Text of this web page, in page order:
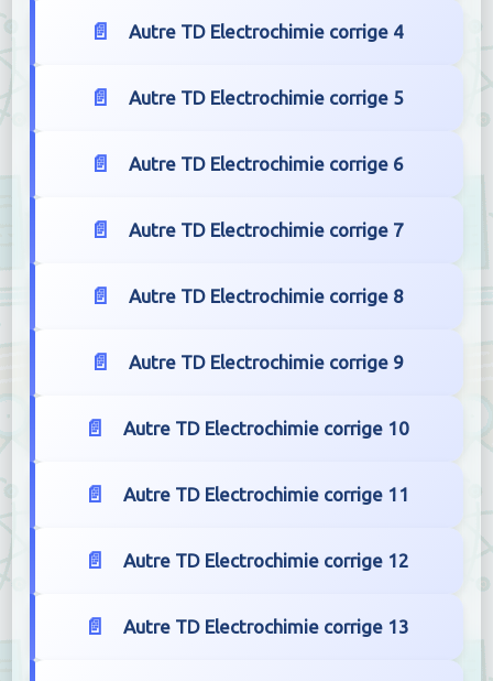
Autre TD Electrochimie corrige 4
Autre TD Electrochimie corrige 5
Autre TD Electrochimie corrige 6
Autre TD Electrochimie corrige 7
Autre TD Electrochimie corrige 8
Autre TD Electrochimie corrige 9
Autre TD Electrochimie corrige 10
Autre TD Electrochimie corrige 11
Autre TD Electrochimie corrige 12
Autre TD Electrochimie corrige 13